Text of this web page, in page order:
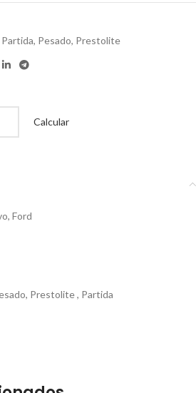
Partida, Pesado, Prestolite
Calcular
Ford
Prestolite , Partida